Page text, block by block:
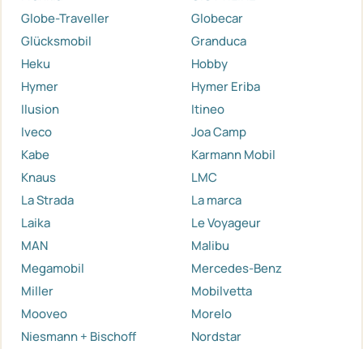
Globe-Traveller
Globecar
Glücksmobil
Granduca
Heku
Hobby
Hymer
Hymer Eriba
Ilusion
Itineo
Iveco
Joa Camp
Kabe
Karmann Mobil
Knaus
LMC
La Strada
La marca
Laika
Le Voyageur
MAN
Malibu
Megamobil
Mercedes-Benz
Miller
Mobilvetta
Mooveo
Morelo
Niesmann + Bischoff
Nordstar